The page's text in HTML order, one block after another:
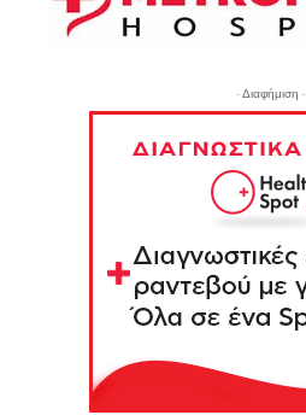
- Διαφήμιση -